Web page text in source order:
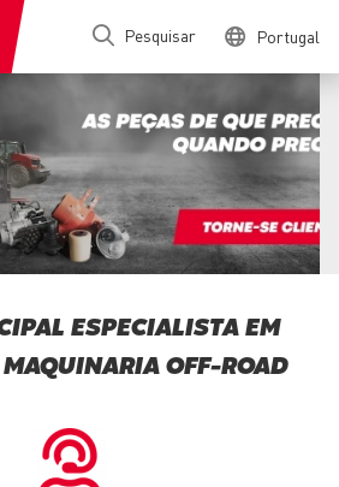
Pesquisar Portugal
ESPECIALISTA EM
MAQUINARIA OFF-ROAD